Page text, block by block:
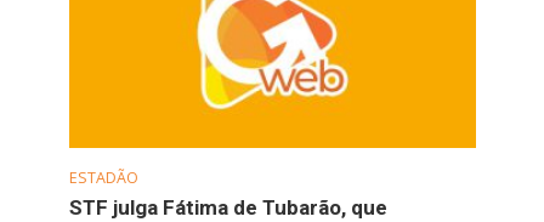
ESTADÃO
STF julga Fátima de Tubarão, que